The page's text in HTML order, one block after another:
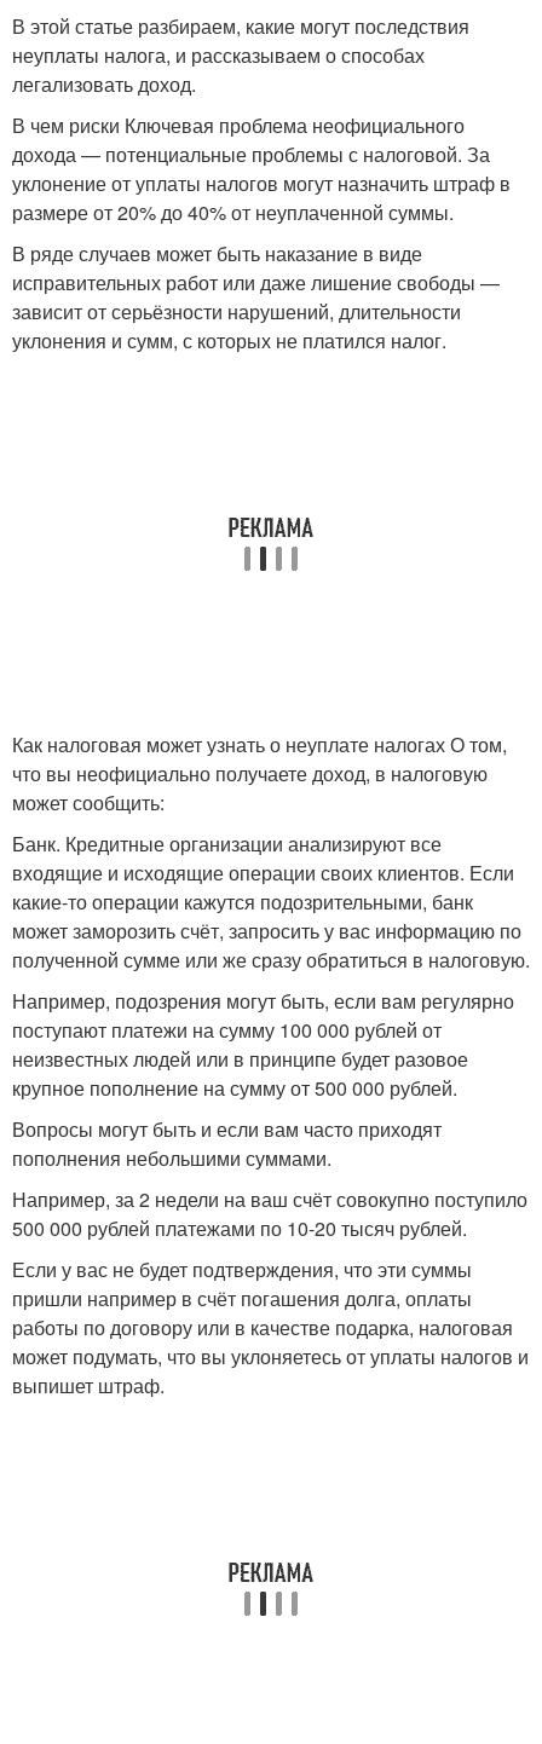
В этой статье разбираем, какие могут последствия
неуплаты налога, и рассказываем о способах
легализовать доход.
В чем риски Ключевая проблема неофициального
дохода — потенциальные проблемы с налоговой. За
уклонение от уплаты налогов могут назначить штраф в
размере от 20% до 40% от неуплаченной суммы.
В ряде случаев может быть наказание в виде
исправительных работ или даже лишение свободы —
зависит от серьёзности нарушений, длительности
уклонения и сумм, с которых не платился налог.
Как налоговая может узнать о неуплате налогах О том,
что вы неофициально получаете доход, в налоговую
может сообщить:
Банк. Кредитные организации анализируют все
входящие и исходящие операции своих клиентов. Если
какие-то операции кажутся подозрительными, банк
может заморозить счёт, запросить у вас информацию по
полученной сумме или же сразу обратиться в налоговую.
Например, подозрения могут быть, если вам регулярно
поступают платежи на сумму 100 000 рублей от
неизвестных людей или в принципе будет разовое
крупное пополнение на сумму от 500 000 рублей.
Вопросы могут быть и если вам часто приходят
пополнения небольшими суммами.
Например, за 2 недели на ваш счёт совокупно поступило
500 000 рублей платежами по 10-20 тысяч рублей.
Если у вас не будет подтверждения, что эти суммы
пришли например в счёт погашения долга, оплаты
работы по договору или в качестве подарка, налоговая
может подумать, что вы уклоняетесь от уплаты налогов и
выпишет штраф.